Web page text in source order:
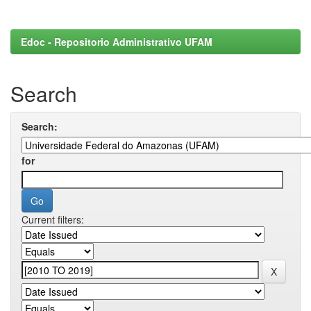
Edoc - Repositorio Administrativo UFAM
Search
Search:
for
Current filters: